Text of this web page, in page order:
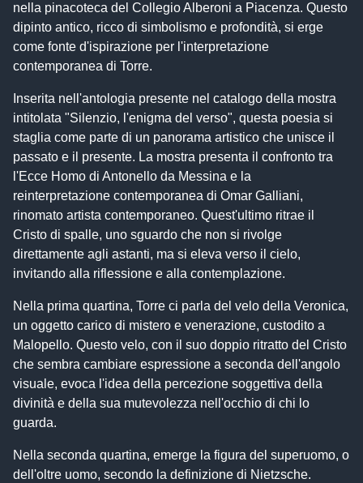
nella pinacoteca del Collegio Alberoni a Piacenza. Questo
dipinto antico, ricco di simbolismo e profondità, si erge
come fonte d'ispirazione per l'interpretazione
contemporanea di Torre.
Inserita nell'antologia presente nel catalogo della mostra
intitolata "Silenzio, l'enigma del verso", questa poesia si
staglia come parte di un panorama artistico che unisce il
passato e il presente. La mostra presenta il confronto tra
l'Ecce Homo di Antonello da Messina e la
reinterpretazione contemporanea di Omar Galliani,
rinomato artista contemporaneo. Quest'ultimo ritrae il
Cristo di spalle, uno sguardo che non si rivolge
direttamente agli astanti, ma si eleva verso il cielo,
invitando alla riflessione e alla contemplazione.
Nella prima quartina, Torre ci parla del velo della Veronica,
un oggetto carico di mistero e venerazione, custodito a
Malopello. Questo velo, con il suo doppio ritratto del Cristo
che sembra cambiare espressione a seconda dell'angolo
visuale, evoca l'idea della percezione soggettiva della
divinità e della sua mutevolezza nell'occhio di chi lo
guarda.
Nella seconda quartina, emerge la figura del superuomo, o
dell'oltre uomo, secondo la definizione di Nietzsche.